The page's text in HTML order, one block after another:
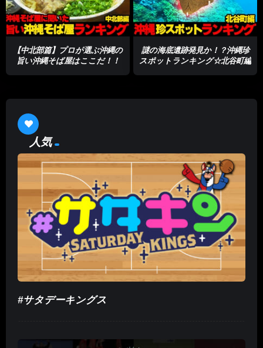
【中北部篇】プロが選ぶ沖縄の
旨い沖縄そば屋はここだ！！
謎の海底遺跡発見か！？沖縄珍
スポットランキング☆北谷町編
人気
#サタデーキングス